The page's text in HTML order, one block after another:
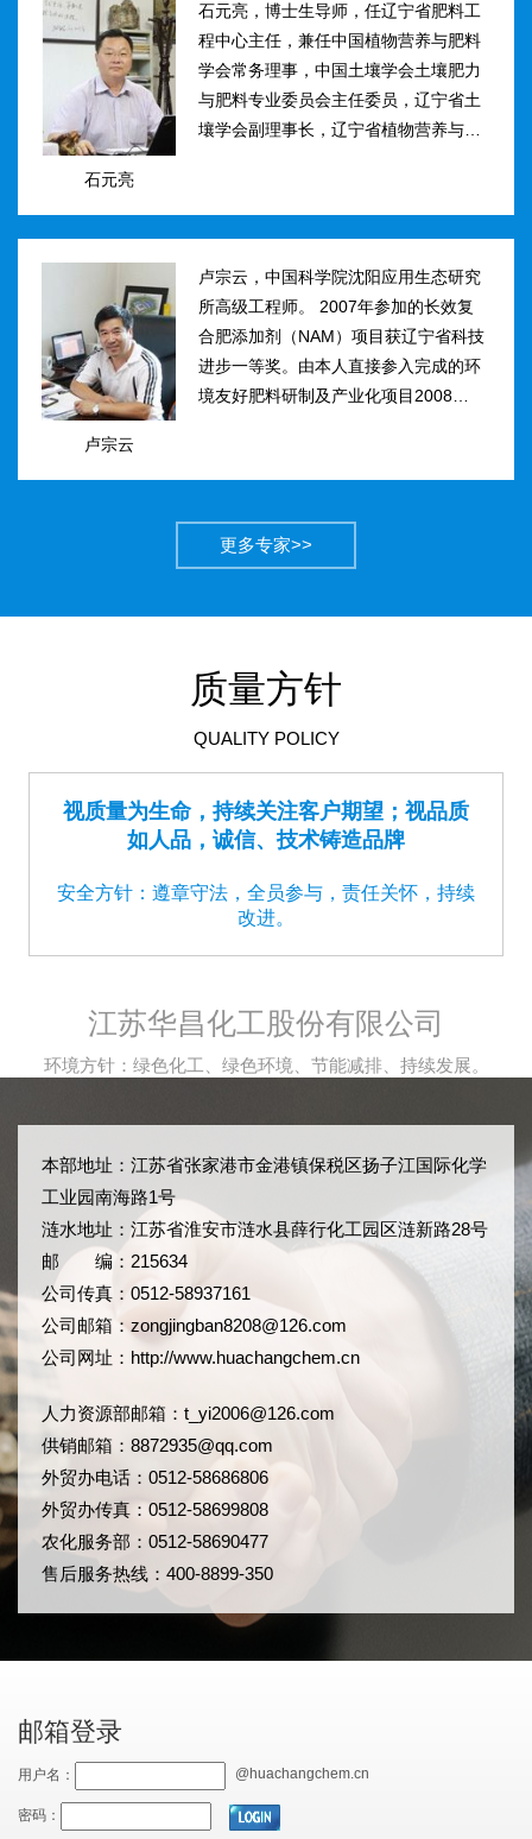
石元亮
石元亮，博士生导师，任辽宁省肥料工
程中心主任，兼任中国植物营养与肥料
学会常务理事，中国土壤学会土壤肥力
与肥料专业委员会主任委员，辽宁省土
壤学会副理事长，辽宁省植物营养与肥
家“十二五&rdqu...
卢宗云
卢宗云，中国科学院沈阳应用生态研究
所高级工程师。 2007年参加的长效复
合肥添加剂（NAM）项目获辽宁省科技
进步一等奖。由本人直接参入完成的环
境友好肥料研制及产业化项目2008年获
市有突出贡献中青年专...
更多专家>>
质量方针
QUALITY POLICY
视质量为生命，持续关注客户期望；视品质
如人品，诚信、技术铸造品牌
安全方针：遵章守法，全员参与，责任关怀，持续
改进。
江苏华昌化工股份有限公司
环境方针：绿色化工、绿色环境、节能减排、持续发展。
本部地址：江苏省张家港市金港镇保税区扬子江国际化学
工业园南海路1号
涟水地址：江苏省淮安市涟水县薛行化工园区涟新路28号
邮 编：215634
公司传真：0512-58937161
公司邮箱： zongjingban8208@126.com
公司网址： http://www.huachangchem.cn
人力资源部邮箱： t_yi2006@126.com
供销邮箱：8872935@qq.com
外贸办电话：0512-58686806
外贸办传真：0512-58699808
农化服务部：0512-58690477
售后服务热线：400-8899-350
邮箱登录
用户名： @huachangchem.cn
密码：